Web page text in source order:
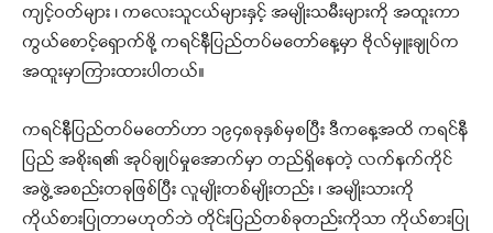
ကျင့်ဝတ်များ ၊ ကလေးသူငယ်များနှင့် အမျိုးသမီးများကို အထူးကာ
ကွယ်စောင့်ရှောက်ဖို့ ကရင်နီပြည်တပ်မတော်နေ့မှာ ဗိုလ်မှူးချုပ်က
အထူးမှာကြားထားပါတယ်။
ကရင်နီပြည်တပ်မတော်ဟာ ၁၉၄၈ခုနှစ်မှစပြီး ဒီကနေ့အထိ ကရင်နီ
ပြည် အစိုးရ၏ အုပ်ချုပ်မှုအောက်မှာ တည်ရှိနေတဲ့ လက်နက်ကိုင်
အဖွဲ့အစည်းတခုဖြစ်ပြီး လူမျိုးတစ်မျိုးတည်း ၊ အမျိုးသားကို
ကိုယ်စားပြုတာမဟုတ်ဘဲ တိုင်းပြည်တစ်ခုတည်းကိုသာ ကိုယ်စားပြု